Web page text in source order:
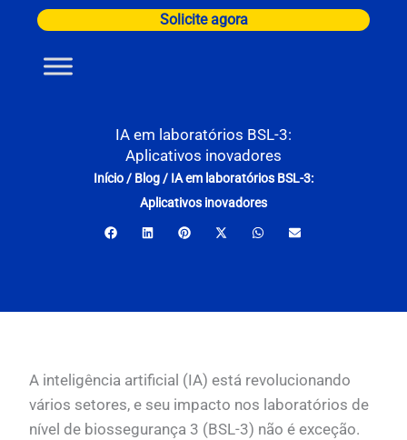
Solicite agora
IA em laboratórios BSL-3:
Aplicativos inovadores
Início/ Blog/ IA em laboratórios BSL-3:
Aplicativos inovadores
A inteligência artificial (IA) está revolucionando
vários setores, e seu impacto nos laboratórios de
nível de biossegurança 3 (BSL-3) não é exceção.